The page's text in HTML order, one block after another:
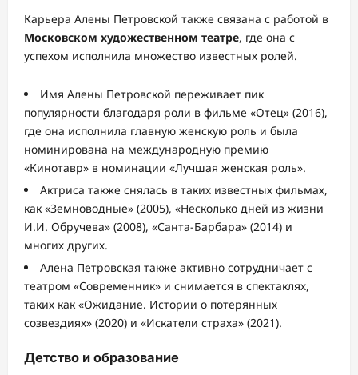
Карьера Алены Петровской также связана с работой в
Московском художественном театре, где она с
успехом исполнила множество известных ролей.
Имя Алены Петровской переживает пик
популярности благодаря роли в фильме «Отец» (2016),
где она исполнила главную женскую роль и была
номинирована на международную премию
«Кинотавр» в номинации «Лучшая женская роль».
Актриса также снялась в таких известных фильмах,
как «Земноводные» (2005), «Несколько дней из жизни
И.И. Обручева» (2008), «Санта-Барбара» (2014) и
многих других.
Алена Петровская также активно сотрудничает с
театром «Современник» и снимается в спектаклях,
таких как «Ожидание. Истории о потерянных
созвездиях» (2020) и «Искатели страха» (2021).
Детство и образование